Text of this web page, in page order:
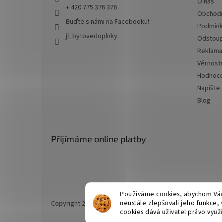
Používáme cookies, abychom
neustále zlepšovali jeho funkce,
cookies dává uživatel právo
+ 420 775 376 376
Buďte s námi na Facebooku!
jl_bytovedoplnky
Napište
Blog
Přijímáme online platby
Copyright 2026JL bytové doplňky. Všechna práva